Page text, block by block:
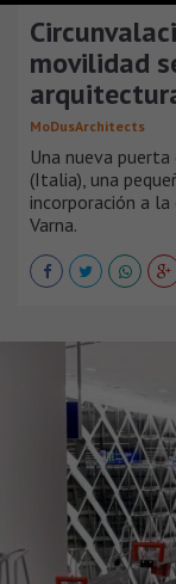
movilidad
MoDusArchitects
Una nueva
(Italia), una
incorporación a
Varna.